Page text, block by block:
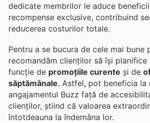
dedicate membrilor le aduce
recompense exclusive, contribuind
reducerea costurilor totale.
Pentru a se bucura de cele mai bune
recomandăm clienților să își
funcție de promoțiile curente și de
săptămânale. Astfel, pot beneficia la
angajamentul Buzz față de
clienților, știind că valoarea
întotdeauna la îndemâna lor.